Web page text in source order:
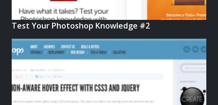
Test Your Photoshop Knowledge #2